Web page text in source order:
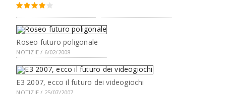
Roseo futuro poligonale
NOTIZIE / 6/02/2008
E3 2007, ecco il futuro dei videogiochi
NOTIZIE / 25/07/2007